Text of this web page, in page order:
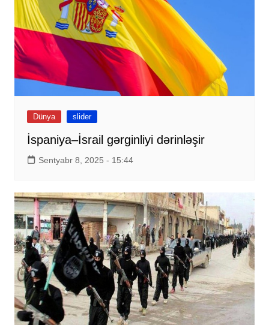
Dünya slider
İspaniya–İsrail gərginliyi dərinləşir
Sentyabr 8, 2025 - 15:44